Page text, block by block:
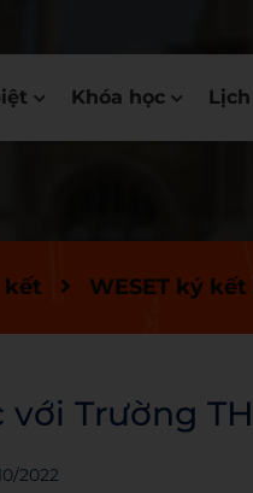
Khóa học
kết WESET ký
với Trường
2022